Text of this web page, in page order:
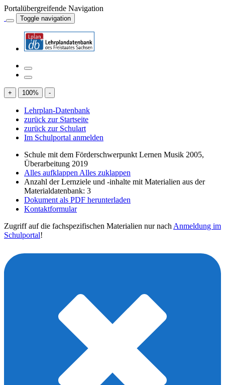
Portalübergreifende Navigation
Toggle navigation
+ 100% -
Lehrplan-Datenbank
zurück zur Startseite
zurück zur Schulart
Im Schulportal anmelden
Schule mit dem Förderschwerpunkt Lernen Musik 2005,
Überarbeitung 2019
Alles aufklappen Alles zuklappen
Anzahl der Lernziele und -inhalte mit Materialien aus der
Materialdatenbank: 3
Dokument als PDF herunterladen
Kontaktformular
Zugriff auf die fachspezifischen Materialien nur nach Anmeldung im
Schulportal!